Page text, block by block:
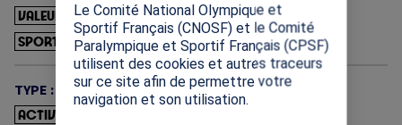
VALEURS OLYMPIQUES ET PARALYMPIQUES
SPORT ET ÉGALITÉ
SPORT ET CITOYENNETÉ
TYPE :
ACTIVITÉS PÉDAGOGIQUES
Le Comité National Olympique et
Sportif Français (CNOSF) et le Comité
Paralympique et Sportif Français (CPSF)
utilisent des cookies et autres traceurs
sur ce site afin de permettre votre
navigation et son utilisation.